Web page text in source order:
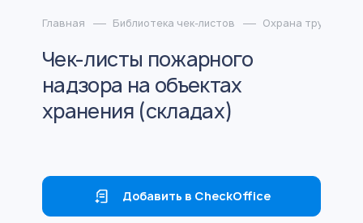
Главная Библиотека чек-листов Охрана труда и
Чек-листы пожарного
надзора на объектах
хранения (складах)
Добавить в CheckOffice